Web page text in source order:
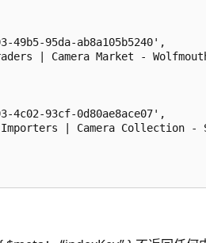
49b5-95da-ab8a105b5240',
| Camera Market -
4c02-93cf-0d80ae8ace07',
| Camera Collection -